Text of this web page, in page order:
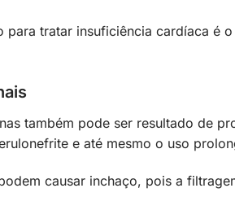
para tratar insuficiência cardíaca é
também pode ser resultado de
e até mesmo o uso
causar inchaço, pois a